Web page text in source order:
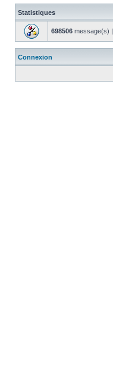
Statistiques
698506 message(s) |
Connexion